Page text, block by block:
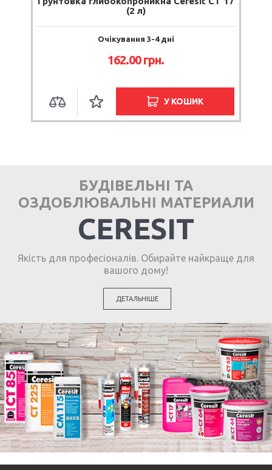
(2 л)
Очікування 3-4 дні
162.00 грн.
У КОШИК
БУДІВЕЛЬНІ ТА
ОЗДОБЛЮВАЛЬНІ МАТЕРИАЛИ
CERESIT
Якість для професіоналів. Обирайте найкраще для
вашого дому!
ДЕТАЛЬНІШЕ